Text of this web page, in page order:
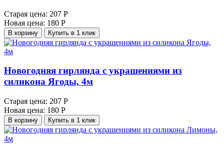
Старая цена: 207 Р
Новая цена: 180 Р
В корзину Купить в 1 клик
Новогодняя гирлянда с украшениями из
силикона Ягоды, 4м
Старая цена: 207 Р
Новая цена: 180 Р
В корзину Купить в 1 клик